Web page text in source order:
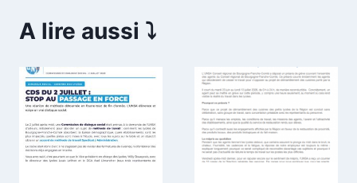
A lire aussi ⤵️